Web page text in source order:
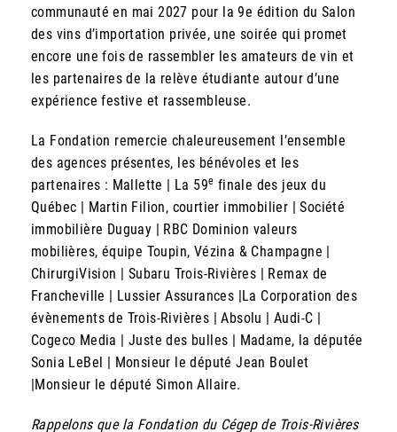
communauté en mai 2027 pour la 9e édition du Salon
des vins d’importation privée, une soirée qui promet
encore une fois de rassembler les amateurs de vin et
les partenaires de la relève étudiante autour d’une
expérience festive et rassembleuse.
La Fondation remercie chaleureusement l’ensemble
des agences présentes, les bénévoles et les
partenaires : Mallette | La 59e finale des jeux du
Québec | Martin Filion, courtier immobilier | Société
immobilière Duguay | RBC Dominion valeurs
mobilières, équipe Toupin, Vézina & Champagne |
ChirurgiVision | Subaru Trois-Rivières | Remax de
Francheville | Lussier Assurances |La Corporation des
évènements de Trois-Rivières | Absolu | Audi-C |
Cogeco Media | Juste des bulles | Madame, la députée
Sonia LeBel | Monsieur le député Jean Boulet
|Monsieur le député Simon Allaire.
Rappelons que la Fondation du Cégep de Trois-Rivières